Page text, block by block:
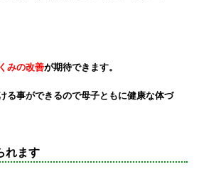
みの改善が期待できます。
る事ができるので母子ともに健康な体づ
れます